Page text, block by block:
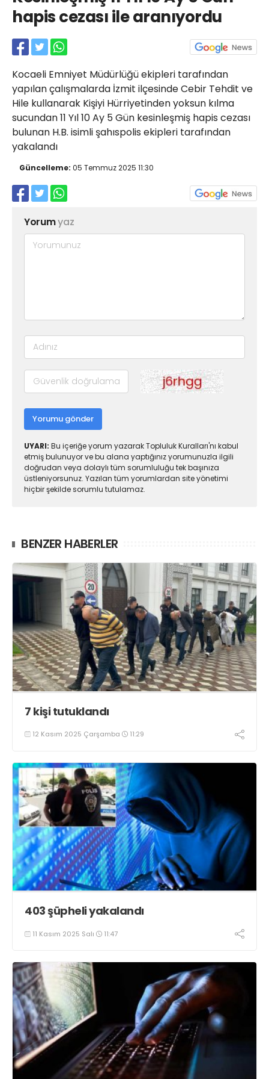
hapis cezası ile aranıyordu
Kocaeli Emniyet Müdürlüğü ekipleri tarafından
yapılan çalışmalarda İzmit ilçesinde Cebir Tehdit ve
Hile kullanarak Kişiyi Hürriyetinden yoksun kılma
sucundan 11 Yıl 10 Ay 5 Gün kesinleşmiş hapis cezası
bulunan H.B. isimli şahıspolis ekipleri tarafından
yakalandı
Güncelleme: 05 Temmuz 2025 11:30
Yorumyaz
Yorumu gönder
UYARI: Bu içeriğe yorum yazarak Topluluk Kuralları'nı kabul
etmiş bulunuyor ve bu alana yaptığınız yorumunuzla ilgili
doğrudan veya dolaylı tüm sorumluluğu tek başınıza
üstleniyorsunuz. Yazılan tüm yorumlardan site yönetimi
hiçbir şekilde sorumlu tutulamaz.
BENZER HABERLER
7 kişi tutuklandı
12 Kasım 2025 Çarşamba 11:29
403 şüpheli yakalandı
11 Kasım 2025 Salı 11:47
Yahya Kaptan Mahallesi
Akkavaklar Caddesi No:17/4 İzmit-
kocaelisokak@gmail.com